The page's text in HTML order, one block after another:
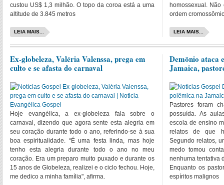
custou US$ 1,3 milhão. O topo da coroa está a uma
altitude de 3.845 metros
LEIA MAIS...
homossexual.
ordem
LEIA MAIS...
Ex-globeleza, Valéria Valenssa, prega em
culto e se afasta do carnaval
Hoje evangélica, a ex-globeleza fala sobre o
carnaval, dizendo que agora sente esta alegria em
seu coração durante todo o ano, referindo-se à sua
boa espiritualidade. “É uma festa linda, mas hoje
tenho esta alegria durante todo o ano no meu
coração. Era um preparo muito puxado e durante os
15 anos de Globeleza, realizei e o ciclo fechou. Hoje,
me dedico a minha família", afirma.
Demônio ataca
Jamaica,
Pastores foram
possuída. As
escola de ensino
relatos de que
Segundo relatos,
medo tomou
nenhuma tentativa
Enquanto os
espíritos malignos